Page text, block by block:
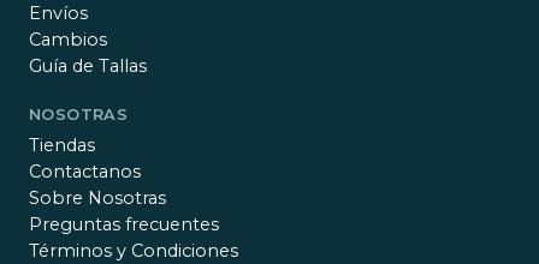
Envíos
Cambios
Guía de Tallas
NOSOTRAS
Tiendas
Contactanos
Sobre Nosotras
Preguntas frecuentes
Términos y Condiciones